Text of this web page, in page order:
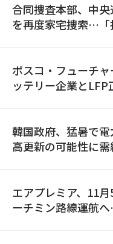
合同捜査本部、中
を再度家宅捜索…「
ポスコ・フューチ
ッテリー企業とLFP
韓国政府、猛暑で
高更新の可能性に
エアプレミア、11
ーチミン路線運航